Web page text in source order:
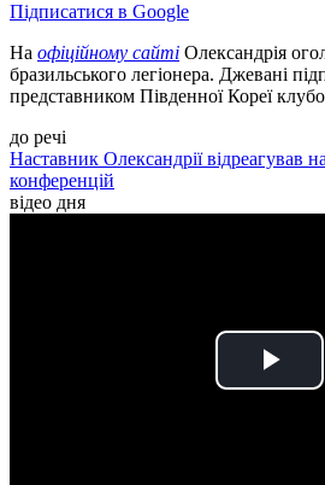
Підписатися в Google
На офіційному сайті Олександрія
бразильського легіонера. Джевані
представником Південної Кореї
до речі
Наставник Олександрії відреагував
конференцій
відео дня
Play